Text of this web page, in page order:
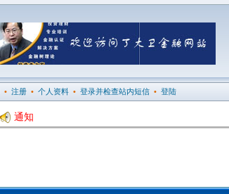
• 注册 • 个人资料 • 登录并检查站内短信 • 登陆
通知